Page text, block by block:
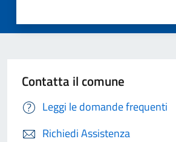
Contatta il comune
Leggi le domande frequenti
Richiedi Assistenza